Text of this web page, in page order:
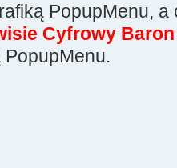
PopupMenu,
Cyfrowy Baron
PopupMenu.